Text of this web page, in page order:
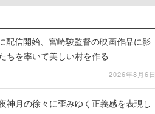
配信開始、宮崎駿監督の映画作品に影
ちを率いて美しい村を作る
2026年8月6日
神月の徐々に歪みゆく正義感を表現し